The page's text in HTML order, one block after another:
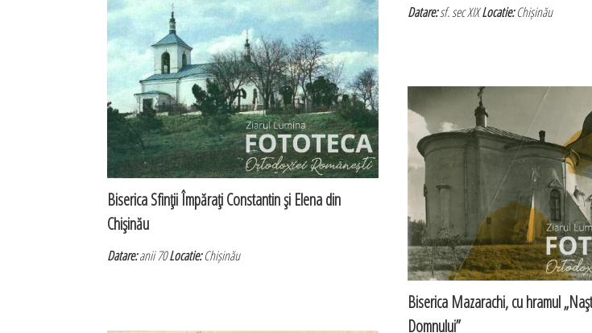
Datare:sf. sec XIXLocatie:Chișinău
Biserica Sfinţii Împăraţi Constantin şi Elena din
Chişinău
Datare:anii 70Locatie:Chișinău
Biserica Mazarachi, cu hramul
Domnului”